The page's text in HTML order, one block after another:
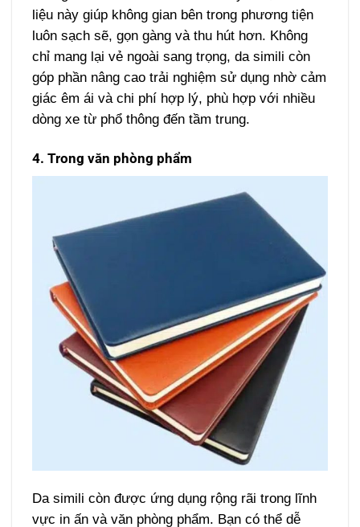
liệu này giúp không gian bên trong phương tiện
luôn sạch sẽ, gọn gàng và thu hút hơn. Không
chỉ mang lại vẻ ngoài sang trọng, da simili còn
góp phần nâng cao trải nghiệm sử dụng nhờ cảm
giác êm ái và chi phí hợp lý, phù hợp với nhiều
dòng xe từ phổ thông đến tầm trung.
4. Trong văn phòng phẩm
Da simili còn được ứng dụng rộng rãi trong lĩnh
vực in ấn và văn phòng phẩm. Bạn có thể dễ